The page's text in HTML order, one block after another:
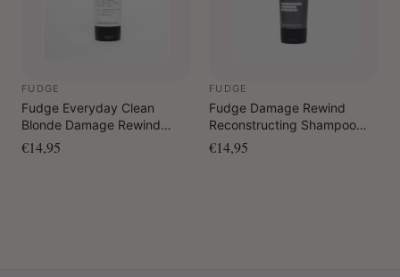
FUDGE
Fudge Everyday Clean
Blonde Damage Rewind
Violet-Toning Conditioner
250 ml
€14,95
FUDGE
Fudge Damage Rewind
Reconstructing Shampoo
250 ml
€14,95